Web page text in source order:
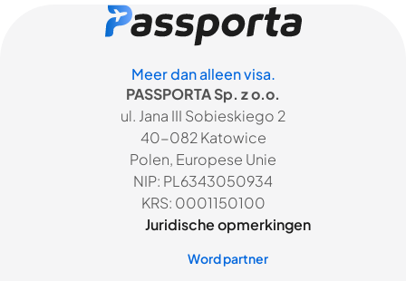
Meer dan alleen visa.
PASSPORTA Sp. z o.o.
ul. Jana III Sobieskiego 2
40-082 Katowice
Polen, Europese Unie
NIP: PL6343050934
KRS: 0001150100
Juridische opmerkingen
Word partner